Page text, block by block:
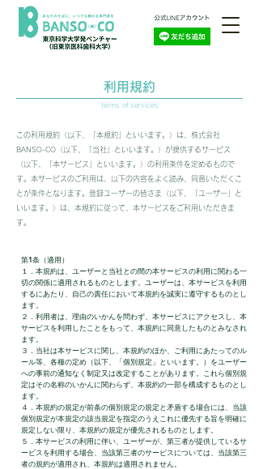
利用規約
terms of services
この利用規約（以下、「本規約」といいます。）は、株式会社
BANSO-CO（以下、「当社」といいます。）が提供するサービス
（以下、「本サービス」といいます。）の利用条件を定めるもので
す。本サービスのご利用は、以下の内容をよく読み、同意いただくこ
とが条件となります。登録ユーザーの皆さま（以下、「ユーザー」と
いいます。）は、本規約に従って、本サービスをご利用いただきま
す。
第1条（適用）
１．本規約は、ユーザーと当社との間の本サービスの利用に関わる一
切の関係に適用されるものとします。ユーザーは、本サービスを利用
するにあたり、自己の責任において本規約を誠実に遵守するものとし
ます。
２．利用者は、理由のいかんを問わず、本サービスにアクセスし、本
サービスを利用したことをもって、本規約に同意したものとみなされ
ます。
３．当社は本サービスに関し、本規約のほか、ご利用にあたってのル
ール等、各種の定め（以下、「個別規定」といいます。）をユーザー
への事前の通知なく制定又は改定することがあります。これら個別規
定はその名称のいかんに関わらず、本規約の一部を構成するものとし
ます。
４．本規約の規定が前条の個別規定の規定と矛盾する場合には、当該
個別規定が本規定の該当規定を指定のうえこれに優先する旨を明確に
規定しない限り、本規約の規定が優先されるものとします。
５．本サービスの利用に伴い、ユーザーが、第三者が提供しているサ
ービスを利用する場合、当該第三者のサービスについては、当該第三
者の規約が適用され、本規約は適用されません。